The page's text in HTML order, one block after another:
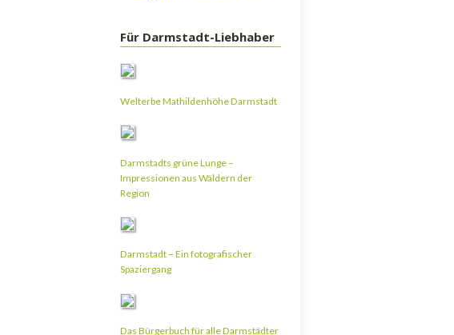
Für Darmstadt-Liebhaber
Welterbe Mathildenhöhe Darmstadt
Darmstadts grüne Lunge –
Impressionen aus Wäldern der
Region
Darmstadt – Ein fotografischer
Spaziergang
Das Bürgerbuch für alle Darmstädter